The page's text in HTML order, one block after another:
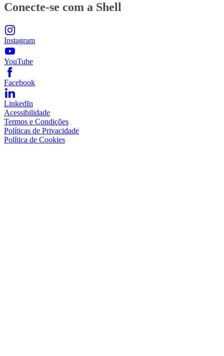
Conecte-se com a Shell
Instagram
YouTube
Facebook
LinkedIn
Acessibilidade
Termos e Condições
Políticas de Privacidade
Política de Cookies